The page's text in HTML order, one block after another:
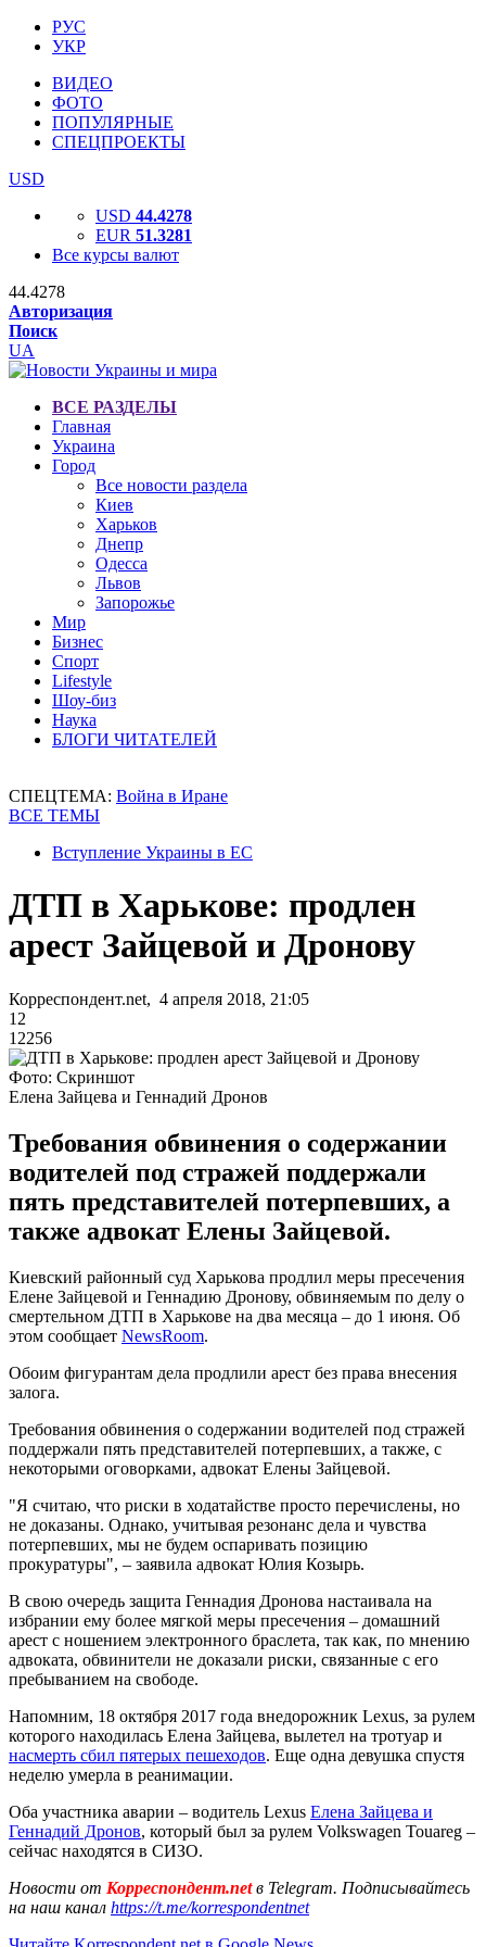
РУС
УКР
ВИДЕО
ФОТО
ПОПУЛЯРНЫЕ
СПЕЦПРОЕКТЫ
USD
USD 44.4278
EUR 51.3281
Все курсы валют
44.4278
Авторизация
Поиск
UA
ВСЕ РАЗДЕЛЫ
Главная
Украина
Город
Все новости раздела
Киев
Харьков
Днепр
Одесса
Львов
Запорожье
Мир
Бизнес
Спорт
Lifestyle
Шоу-биз
Наука
БЛОГИ ЧИТАТЕЛЕЙ
СПЕЦТЕМА: Война в Иране
ВСЕ ТЕМЫ
Вступление Украины в ЕС
ДТП в Харькове: продлен
арест Зайцевой и Дронову
Корреспондент.net, 4 апреля 2018, 21:05
12
12256
Фото: Скриншот
Елена Зайцева и Геннадий Дронов
Требования обвинения о содержании
водителей под стражей поддержали
пять представителей потерпевших, а
также адвокат Елены Зайцевой.
Киевский районный суд Харькова продлил меры пресечения
Елене Зайцевой и Геннадию Дронову, обвиняемым по делу о
смертельном ДТП в Харькове на два месяца – до 1 июня. Об
этом сообщает NewsRoom.
Обоим фигурантам дела продлили арест без права внесения
залога.
Требования обвинения о содержании водителей под стражей
поддержали пять представителей потерпевших, а также, с
некоторыми оговорками, адвокат Елены Зайцевой.
"Я считаю, что риски в ходатайстве просто перечислены, но
не доказаны. Однако, учитывая резонанс дела и чувства
потерпевших, мы не будем оспаривать позицию
прокуратуры", – заявила адвокат Юлия Козырь.
В свою очередь защита Геннадия Дронова настаивала на
избрании ему более мягкой меры пресечения – домашний
арест с ношением электронного браслета, так как, по мнению
адвоката, обвинители не доказали риски, связанные с его
пребыванием на свободе.
Напомним, 18 октября 2017 года внедорожник Lexus, за рулем
которого находилась Елена Зайцева, вылетел на тротуар и
насмерть сбил пятерых пешеходов. Еще одна девушка спустя
неделю умерла в реанимации.
Оба участника аварии – водитель Lexus Елена Зайцева и
Геннадий Дронов, который был за рулем Volkswagen Touareg –
сейчас находятся в СИЗО.
Новости от Корреспондент.netв Telegram. Подписывайтесь
на наш канал https://t.me/korrespondentnet